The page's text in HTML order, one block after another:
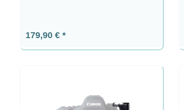
Prezzo normale:
179,90 €